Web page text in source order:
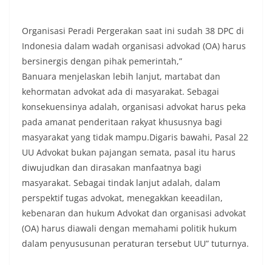
Bhabinkamtibmas dapat menghimpun informasi
awal terkait situasi sosial, potensi kerawanan,
maupun hal-hal yang dapat mengganggu
kondusivitas wilayah, khususnya menjelang
perayaan HUT Kemerdekaan RI yang biasanya
diwarnai dengan berbagai kegiatan dan
keramaian warga.‎‎Dengan adanya deteksi dini ini,
diharapkan potensi gangguan keamanan dapat
diantisipasi sejak awal sehingga situasi di
Kelurahan Sunggal tetap terjaga aman, tertib,
dan kondusif hingga puncak perayaan HUT
Kemerdekaan RI berlangsung.‎‎Wujud Kedekatan
Polri dengan Masyarakat‎Kegiatan sambang Door
to Door System ini merupakan salah satu bentuk
implementasi program Polri Presisi yang
mengedepankan kehadiran dan kedekatan
personel Kepolisian dengan masyarakat. Melalui
kegiatan semacam ini, Bhabinkamtibmas tidak
hanya berperan sebagai penyampai informasi
Organisasi Peradi Pergerakan saat ini sudah 38 DPC di
Indonesia dalam wadah organisasi advokad (OA) harus
bersinergis dengan pihak pemerintah,”
Banuara menjelaskan lebih lanjut, martabat dan
kehormatan advokat ada di masyarakat. Sebagai
konsekuensinya adalah, organisasi advokat harus peka
pada amanat penderitaan rakyat khususnya bagi
masyarakat yang tidak mampu.Digaris bawahi, Pasal 22
UU Advokat bukan pajangan semata, pasal itu harus
diwujudkan dan dirasakan manfaatnya bagi
masyarakat. Sebagai tindak lanjut adalah, dalam
perspektif tugas advokat, menegakkan keeadilan,
kebenaran dan hukum Advokat dan organisasi advokat
(OA) harus diawali dengan memahami politik hukum
dalam penyususunan peraturan tersebut UU” tuturnya.